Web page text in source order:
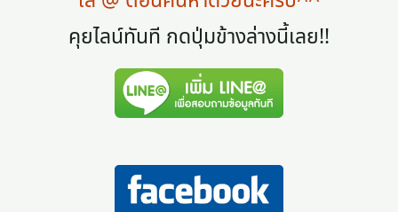
คุยไลน์ทันที กดปุ่มข้างล่างนี้เลย!!